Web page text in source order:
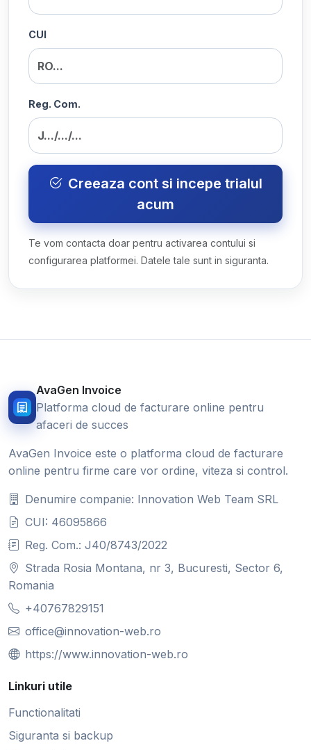
CUI
Reg. Com.
Creeaza cont si incepe trialul
acum
Te vom contacta doar pentru activarea contului si
configurarea platformei. Datele tale sunt in siguranta.
AvaGen Invoice
Platforma cloud de facturare online pentru
afaceri de succes
AvaGen Invoice este o platforma cloud de facturare
online pentru firme care vor ordine, viteza si control.
Denumire companie: Innovation Web Team SRL
CUI: 46095866
Reg. Com.: J40/8743/2022
Strada Rosia Montana, nr 3, Bucuresti, Sector 6,
Romania
+40767829151
office@innovation-web.ro
https://www.innovation-web.ro
Linkuri utile
Functionalitati
Siguranta si backup